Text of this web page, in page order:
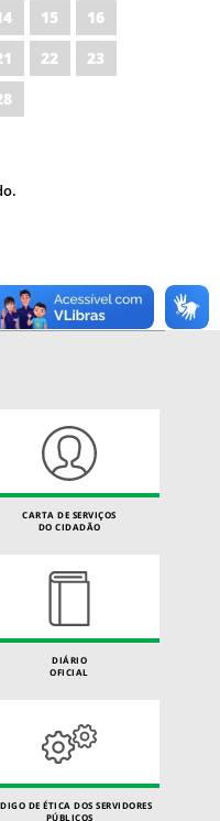
15
16
22
23
CARTA DE SERVIÇOS
DO CIDADÃO
DIÁRIO
OFICIAL
DE ÉTICA DOS SERVIDORES
PÚBLICOS